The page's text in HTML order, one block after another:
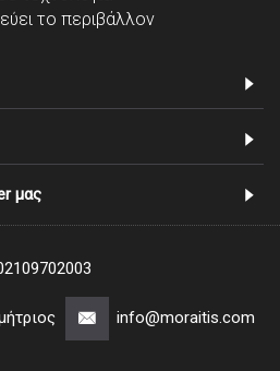
το περιβάλλον
μας
info@moraitis.com